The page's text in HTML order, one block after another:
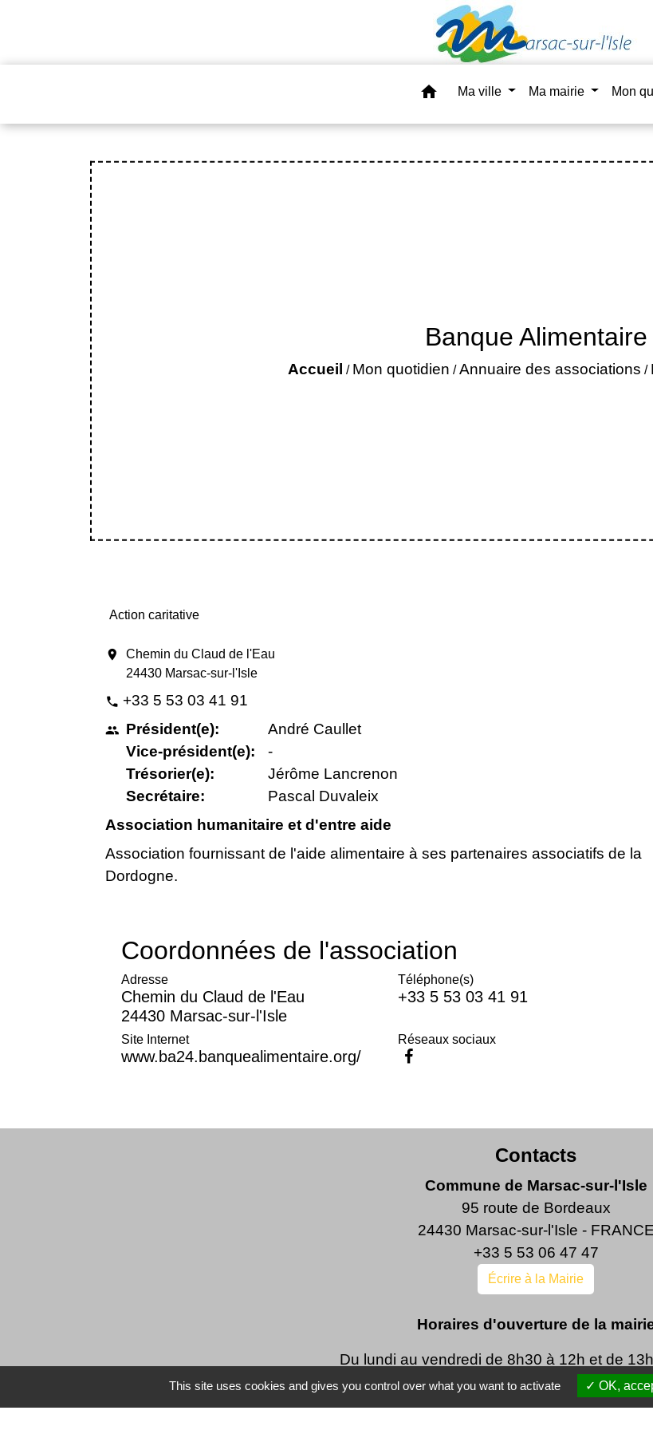
home Ma ville Ma mairie Mon
Banque Alimentaire
Accueil / Mon quotidien /Annuaire des associations /
Action caritative
location_on
Chemin du Claud de l'Eau
24430 Marsac-sur-l'Isle
phone +33 5 53 03 41 91
people Président(e):
Vice-président(e):
Trésorier(e):
Secrétaire:
André Caullet
-
Jérôme Lancrenon
Pascal Duvaleix
Association humanitaire et d'entre aide
Association fournissant de l'aide alimentaire à ses partenaires associatifs de la
Dordogne.
Coordonnées de l'association
Adresse
Chemin du Claud de l'Eau
24430 Marsac-sur-l'Isle
Téléphone(s)
+33 5 53 03 41 91
Site Internet
www.ba24.banquealimentaire.org/
Réseaux sociaux
Contacts
Commune de Marsac-sur-l'Isle
95 route de Bordeaux
24430 Marsac-sur-l'Isle - FRANCE
+33 5 53 06 47 47
Écrire à la Mairie
Horaires d'ouverture de la
Du lundi au vendredi de 8h30 à 12h et de
Le maire, Marie-Laure Faure, reçoit sur
This site uses cookies and gives you control over what you want to activate OK,